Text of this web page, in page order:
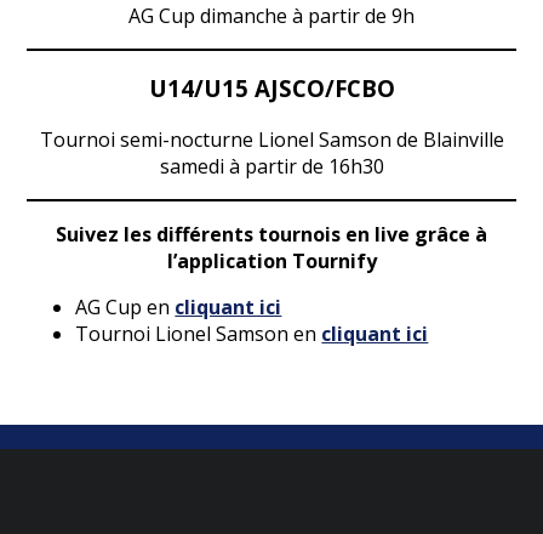
AG Cup dimanche à partir de 9h
U14/U15 AJSCO/FCBO
Tournoi semi-nocturne Lionel Samson de Blainville
samedi à partir de 16h30
Suivez les différents tournois en live grâce à
l’application Tournify
AG Cup en cliquant ici
Tournoi Lionel Samson en cliquant ici